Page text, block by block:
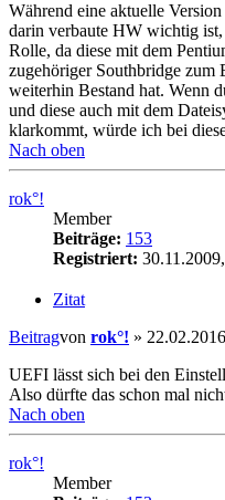
Während eine aktuelle
darin verbaute HW wichtig
Rolle, da diese mit dem
zugehöriger Southbridge zum
weiterhin Bestand hat. Wenn
und diese auch mit dem
klarkommt, würde ich bei
Nach oben
rok°!
Member
Beiträge: 153
Registriert:
Zitat
Beitragvon rok°! »
UEFI lässt sich bei den
Also dürfte das schon mal
Nach oben
rok°!
Member